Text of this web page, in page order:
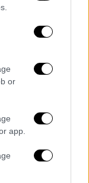
or
app.
της φίλης
έκανε το